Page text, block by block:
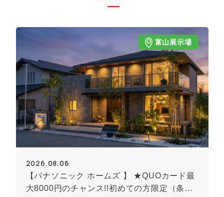
富山展示場
2026.08.06
【パナソニック ホームズ 】 ★QUOカード最
大8000円のチャンス!!初めての方限定（条件